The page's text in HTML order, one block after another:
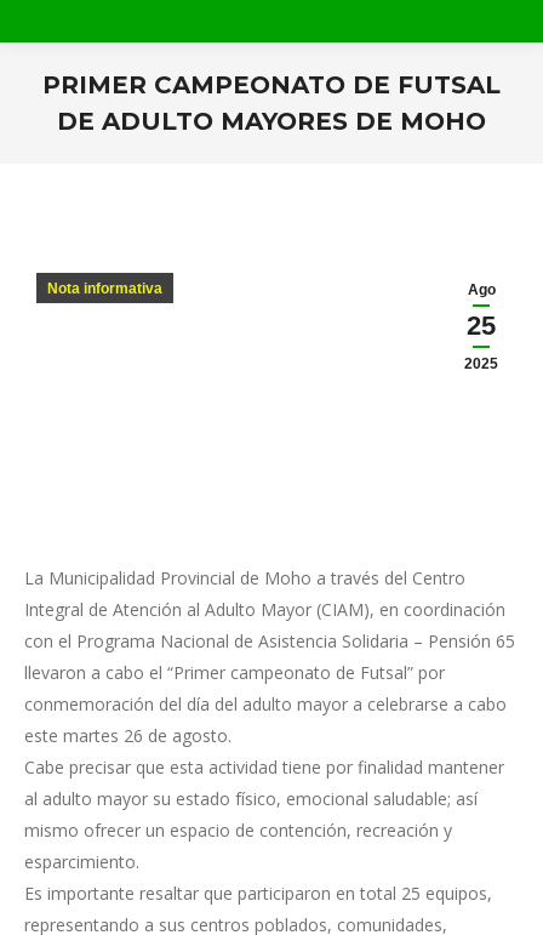
PRIMER CAMPEONATO DE FUTSAL
DE ADULTO MAYORES DE MOHO
Ago
25
2025
Nota informativa
La Municipalidad Provincial de Moho a través del Centro
Integral de Atención al Adulto Mayor (CIAM), en coordinación
con el Programa Nacional de Asistencia Solidaria – Pensión 65
llevaron a cabo el “Primer campeonato de Futsal” por
conmemoración del día del adulto mayor a celebrarse a cabo
este martes 26 de agosto.
Cabe precisar que esta actividad tiene por finalidad mantener
al adulto mayor su estado físico, emocional saludable; así
mismo ofrecer un espacio de contención, recreación y
esparcimiento.
Es importante resaltar que participaron en total 25 equipos,
representando a sus centros poblados, comunidades,